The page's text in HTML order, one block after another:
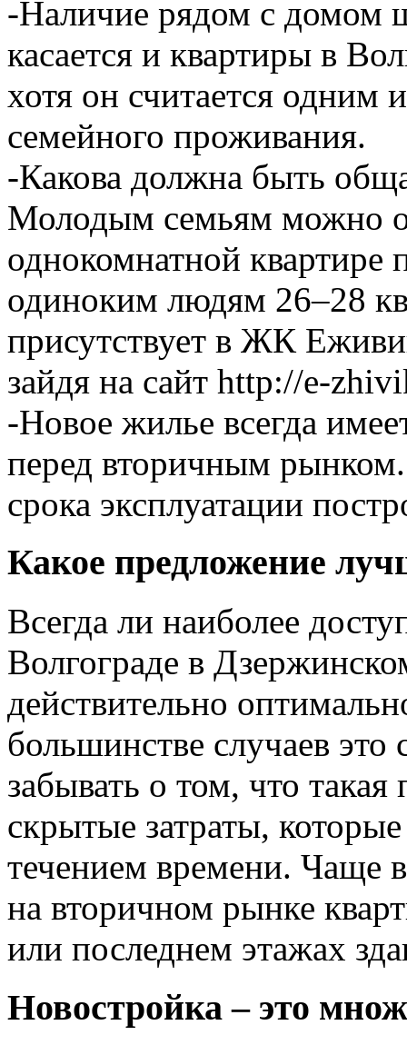
-Наличие рядом с домом
касается и квартиры в
хотя он считается
семейного проживания.
-Какова должна быть
Молодым семьям можно
однокомнатной
одиноким людям 26–28
присутствует в ЖК
зайдя на сайт http://e-
-Новое жилье всегда
перед вторичным рынком.
срока эксплуатации
Какое предложение
Всегда ли наиболее
Волгограде в
действительно
большинстве случаев
забывать о том, что
скрытые затраты,
течением времени. Чаще
на вторичном рынке
или последнем этажах
Новостройка – это